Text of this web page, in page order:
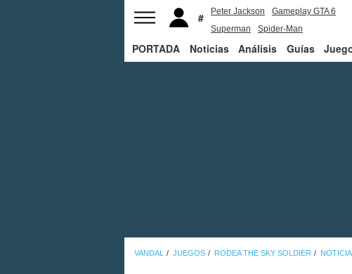
Peter Jackson
Gameplay GTA 6
Superman
Spider-Man
PORTADA Noticias Análisis Guías
VANDAL JUEGOS RODEA THE SKY SOLDIER